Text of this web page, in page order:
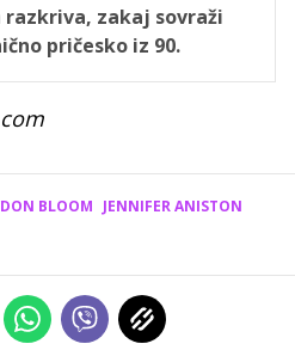
razkriva, zakaj sovraži
pričesko iz 90.
BLOOM JENNIFER ANISTON